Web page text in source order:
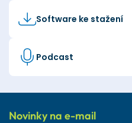
Software ke stažení
Podcast
Novinky na e-mail